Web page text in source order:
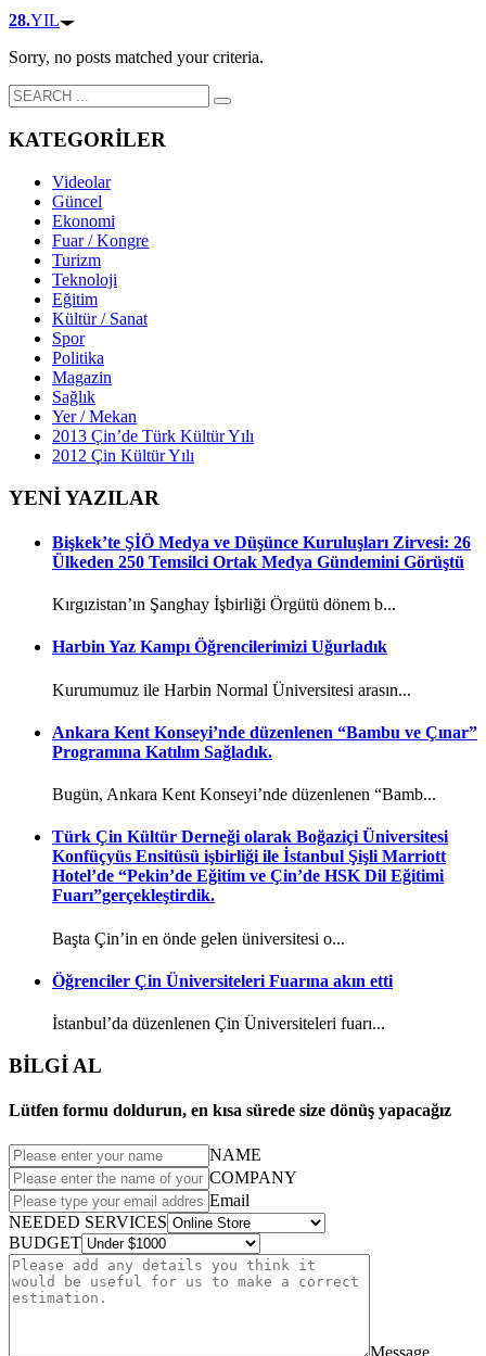
28.YIL
Sorry, no posts matched your criteria.
KATEGORİLER
Videolar
Güncel
Ekonomi
Fuar / Kongre
Turizm
Teknoloji
Eğitim
Kültür / Sanat
Spor
Politika
Magazin
Sağlık
Yer / Mekan
2013 Çin’de Türk Kültür Yılı
2012 Çin Kültür Yılı
YENİ YAZILAR
Bişkek’te ŞİÖ Medya ve Düşünce Kuruluşları Zirvesi: 26
Ülkeden 250 Temsilci Ortak Medya Gündemini Görüştü
Kırgızistan’ın Şanghay İşbirliği Örgütü dönem b...
Harbin Yaz Kampı Öğrencilerimizi Uğurladık
Kurumumuz ile Harbin Normal Üniversitesi arasın...
Ankara Kent Konseyi’nde düzenlenen “Bambu ve Çınar”
Programına Katılım Sağladık.
Bugün, Ankara Kent Konseyi’nde düzenlenen “Bamb...
Türk Çin Kültür Derneği olarak Boğaziçi Üniversitesi
Konfüçyüs Ensitüsü işbirliği ile İstanbul Şişli Marriott
Hotel’de “Pekin’de Eğitim ve Çin’de HSK Dil Eğitimi
Fuarı”gerçekleştirdik.
Başta Çin’in en önde gelen üniversitesi o...
Öğrenciler Çin Üniversiteleri Fuarına akın etti
İstanbul’da düzenlenen Çin Üniversiteleri fuarı...
BİLGİ AL
Lütfen formu doldurun, en kısa sürede size dönüş yapacağız
NAME
COMPANY
Email
NEEDED SERVICES
BUDGET
Message